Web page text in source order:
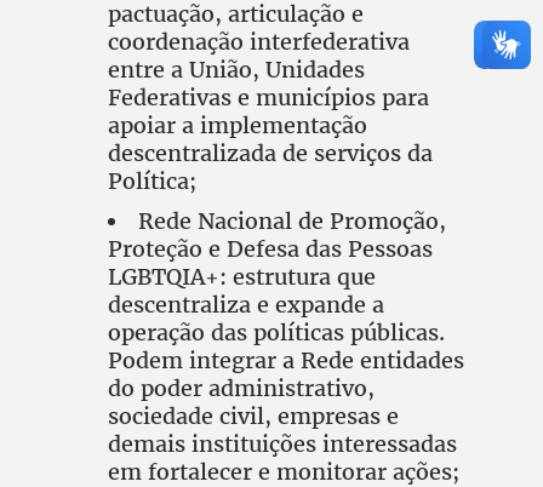
pactuação, articulação e
coordenação interfederativa
entre a União, Unidades
Federativas e municípios para
apoiar a implementação
descentralizada de serviços da
Política;
Rede Nacional de Promoção,
Proteção e Defesa das Pessoas
LGBTQIA+: estrutura que
descentraliza e expande a
operação das políticas públicas.
Podem integrar a Rede entidades
do poder administrativo,
sociedade civil, empresas e
demais instituições interessadas
em fortalecer e monitorar ações;